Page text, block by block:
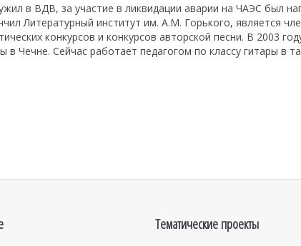
в ВДВ, за участие в ликвидации аварии на ЧАЭС был
Литературный институт им. А.М. Горького, является
конкурсов и конкурсов авторской песни. В 2003
Чечне. Сейчас работает педагогом по классу гитары в
Тематические проекты